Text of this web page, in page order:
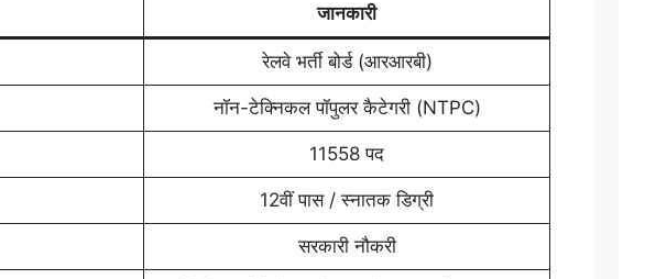
जानकारी
रेलवे भर्ती बोर्ड (आरआरबी)
नॉन-टेक्निकल पॉपुलर कैटेगरी (NTPC)
11558 पद
12वीं पास / स्नातक डिग्री
सरकारी नौकरी